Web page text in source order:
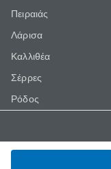
Πειραιάς
Λάρισα
Καλλιθέα
Σέρρες
Ρόδος